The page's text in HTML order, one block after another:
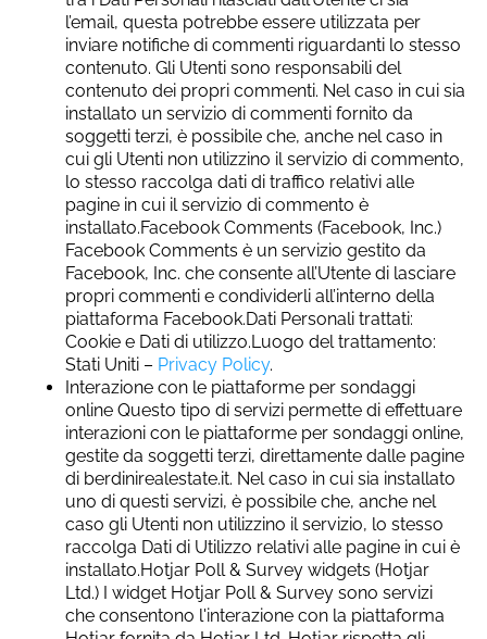
l’email, questa potrebbe essere utilizzata per
inviare notifiche di commenti riguardanti lo stesso
contenuto. Gli Utenti sono responsabili del
contenuto dei propri commenti. Nel caso in cui sia
installato un servizio di commenti fornito da
soggetti terzi, è possibile che, anche nel caso in
cui gli Utenti non utilizzino il servizio di commento,
lo stesso raccolga dati di traffico relativi alle
pagine in cui il servizio di commento è
installato.Facebook Comments (Facebook, Inc.)
Facebook Comments è un servizio gestito da
Facebook, Inc. che consente all’Utente di lasciare
propri commenti e condividerli all’interno della
piattaforma Facebook.Dati Personali trattati:
Cookie e Dati di utilizzo.Luogo del trattamento:
Stati Uniti – Privacy Policy.
Interazione con le piattaforme per sondaggi
online Questo tipo di servizi permette di effettuare
interazioni con le piattaforme per sondaggi online,
gestite da soggetti terzi, direttamente dalle pagine
di berdinirealestate.it. Nel caso in cui sia installato
uno di questi servizi, è possibile che, anche nel
caso gli Utenti non utilizzino il servizio, lo stesso
raccolga Dati di Utilizzo relativi alle pagine in cui è
installato.Hotjar Poll & Survey widgets (Hotjar
Ltd.) I widget Hotjar Poll & Survey sono servizi
che consentono l'interazione con la piattaforma